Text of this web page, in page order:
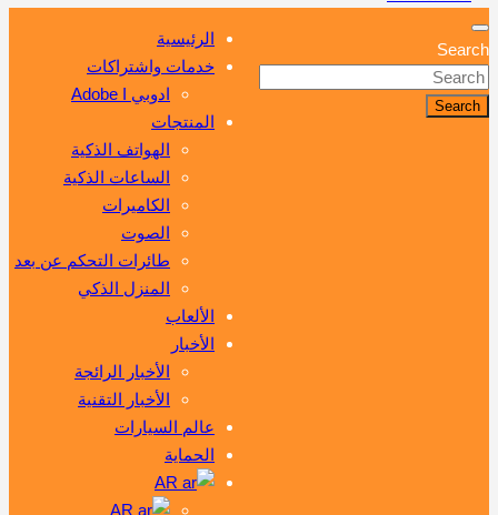
Best Buy Technologie
أهم مبيعات عالم التكنولوجيا
Search
Search
الرئيسية
خدمات واشتراكات
ادوبي Adobe I
المنتجات
الهواتف الذكية
الساعات الذكية
الكاميرات
الصوت
طائرات التحكم عن بعد
المنزل الذكي
الألعاب
الأخبار
الأخبار الرائجة
الأخبار التقنية
عالم السيارات
الحماية
AR
AR